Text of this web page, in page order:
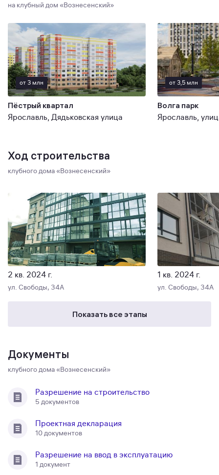
на клубный дом «Вознесенский»
от 3 млн
Пёстрый квартал
Ярославль, Дядьковская улица
от 3,5 млн
Волга парк
Ход строительства
клубного дома «Вознесенский»
2 кв. 2024 г.
ул. Свободы, 34А
1 кв. 2024 г.
ул. Свободы, 34А
Показать все этапы
Документы
клубного дома «Вознесенский»
Разрешение на строительство
5 документов
Проектная декларация
10 документов
Разрешение на ввод в эксплуатацию
1 документ